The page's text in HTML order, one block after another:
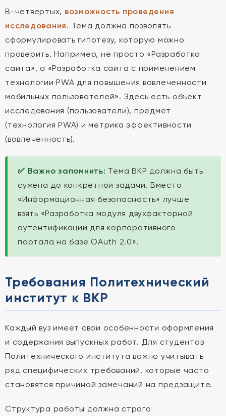
В-четвертых, возможность проведения
исследования. Тема должна позволять
сформулировать гипотезу, которую можно
проверить. Например, не просто «Разработка
сайта», а «Разработка сайта с применением
технологии PWA для повышения вовлеченности
мобильных пользователей». Здесь есть объект
исследования (пользователи), предмет
(технология PWA) и метрика эффективности
(вовлеченность).
✅ Важно запомнить: Тема ВКР должна быть
сужена до конкретной задачи. Вместо
«Информационная безопасность» лучше
взять «Разработка модуля двухфакторной
аутентификации для корпоративного
портала на базе OAuth 2.0».
Требования Политехнический
институт к ВКР
Каждый вуз имеет свои особенности оформления
и содержания выпускных работ. Для студентов
Политехнического института важно учитывать
ряд специфических требований, которые часто
становятся причиной замечаний на предзащите.
Структура работы должна строго